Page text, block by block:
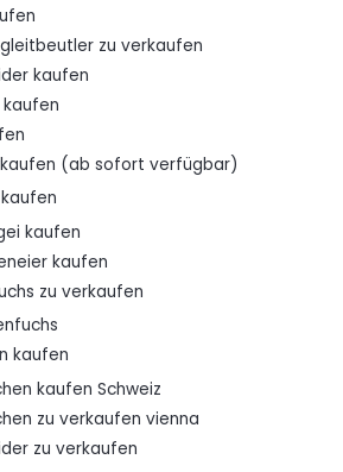
zu verkaufen
kaufen
(ab sofort verfügbar)
kaufen
kaufen
zu verkaufen
kaufen
kaufen Schweiz
zu verkaufen vienna
zu verkaufen